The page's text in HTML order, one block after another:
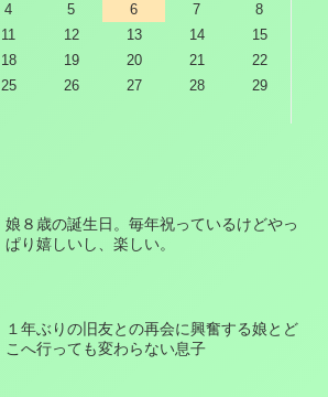
4 5 6 7
8
11 12 13 14
15
18 19 20 21
22
25 26 27 28
29
娘８歳の誕生日。毎年祝っているけどやっ
ぱり嬉しいし、楽しい。
１年ぶりの旧友との再会に興奮する娘とど
こへ行っても変わらない息子